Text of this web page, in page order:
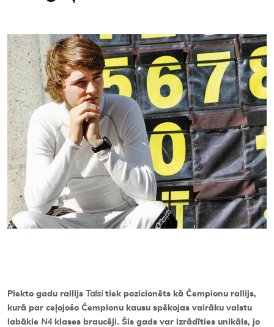
Piekto gadu rallijs Talsitiek pozicionēts kā Čempionu rallijs,
kurā par ceļojošo Čempionu kausu spēkojas vairāku valstu
labākie N4klases braucēji. Šis gads var izrādīties unikāls, jo